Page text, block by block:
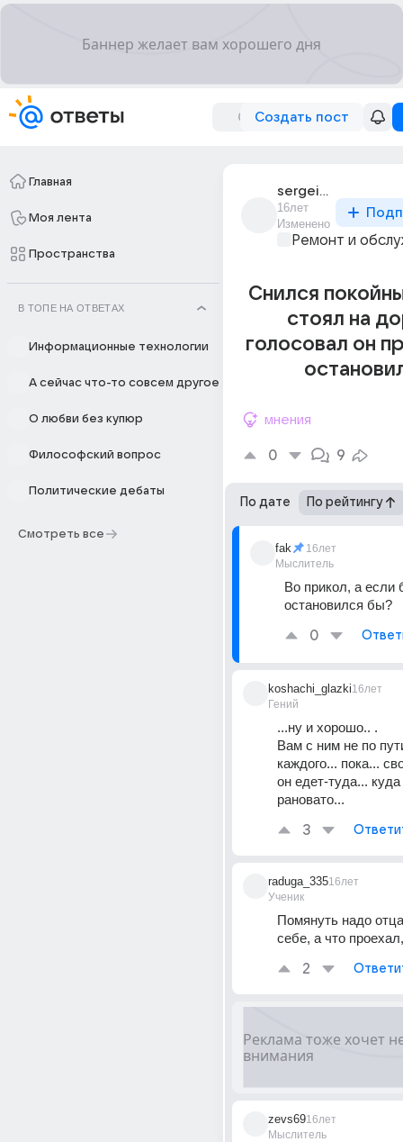
Создать пост
Главная
Моя лента
Пространства
В ТОПЕ НА ОТВЕТАХ
Информационные технологии
А сейчас что-то совсем другое
О любви без купюр
Философский вопрос
Политические дебаты
Смотреть все
sergei_petrov_1857
16лет
Изменено
Ремонт и
Снился
стоял на
голосовал он
мнения
0 9
По дате По рейтингу
fak
Мыслитель
16лет
Во прикол, а если
остановился бы?
0
koshachi_glazki
Гений
16лет
...ну и хорошо.. .
Вам с ним не по
каждого... пока...
он едет-туда...
рановато...
3
raduga_335
Ученик
16лет
Помянуть надо
себе, а что
2
zevs69
Мыслитель
16лет